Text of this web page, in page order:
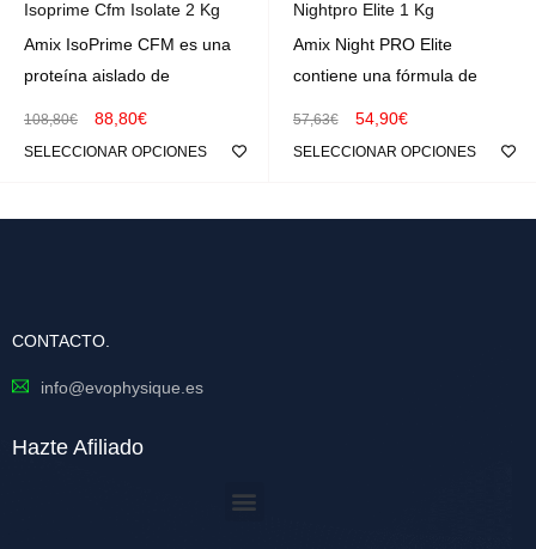
Isoprime Cfm Isolate 2 Kg
Amix IsoPrime CFM es una
proteína aislado de
108,80€ 88,80€
SELECCIONAR OPCIONES
Nightpro Elite 1 Kg
Amix Night PRO Elite
contiene una fórmula de
57,63€ 54,90€
SELECCIONAR OPCIONES
CONTACTO.
info@evophysique.es
Hazte Afiliado